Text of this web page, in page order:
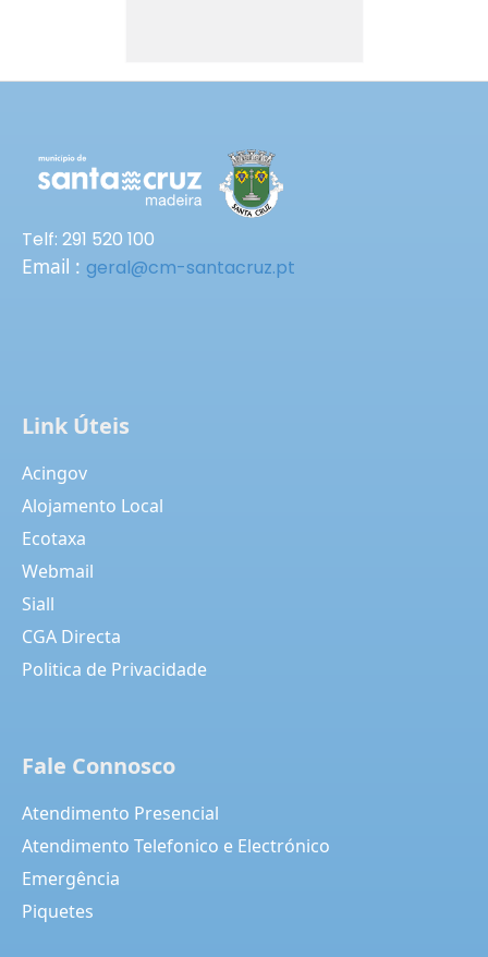
Telf: 291 520 100
Email : geral@cm-santacruz.pt
Link Úteis
Acingov
Alojamento Local
Ecotaxa
Webmail
Siall
CGA Directa
Politica de Privacidade
Fale Connosco
Atendimento Presencial
Atendimento Telefonico e Electrónico
Emergência
Piquetes